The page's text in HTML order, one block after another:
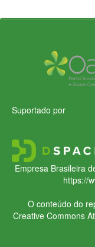
Suportado por
Empresa Brasileira
https://
O conteúdo do
Creative Commons